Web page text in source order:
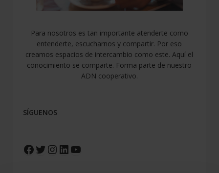
Para nosotros es tan importante atenderte como
entenderte, escucharnos y compartir. Por eso
creamos espacios de intercambio como este. Aquí el
conocimiento se comparte. Forma parte de nuestro
ADN cooperativo.
SÍGUENOS
Facebook
Twitter
Instagram
LinkedIn
YouTube